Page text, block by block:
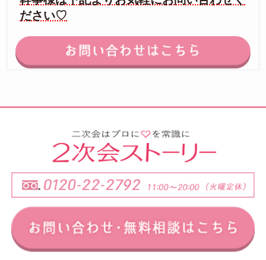
ださい♡